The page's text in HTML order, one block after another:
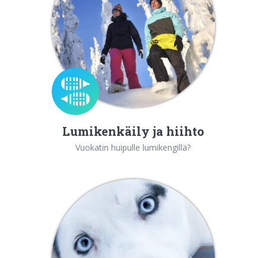
Lumikenkäily ja hiihto
Vuokatin huipulle lumikengillä?